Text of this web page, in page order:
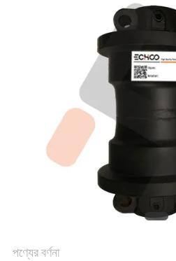
PRIVACY
POLICY
পণ্যের বর্ণনা